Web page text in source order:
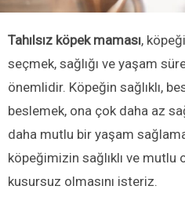
Tahılsız köpek maması,
seçmek, sağlığı ve yaşam
önemlidir. Köpeğin sağlıklı,
beslemek, ona çok daha az
daha mutlu bir yaşam
köpeğimizin sağlıklı ve mutlu
kusursuz olmasını isteriz.